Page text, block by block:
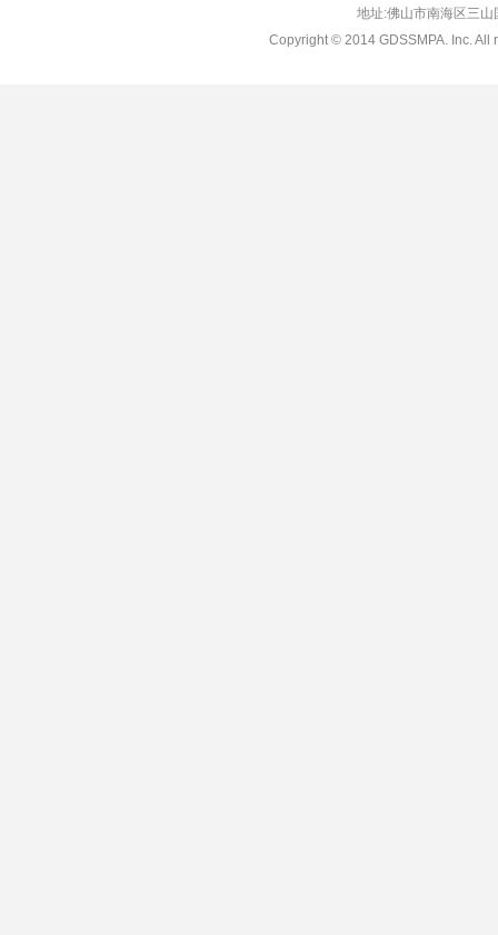
地址:佛山市南海区三
Copyright © 2014 GDSSMPA. Inc. All